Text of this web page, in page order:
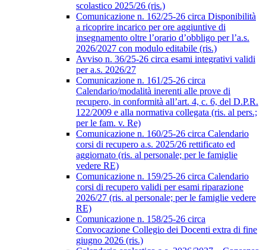
scolastico 2025/26 (ris.)
Comunicazione n. 162/25-26 circa Disponibilità
a ricoprire incarico per ore aggiuntive di
insegnamento oltre l’orario d’obbligo per l’a.s.
2026/2027 con modulo editabile (ris.)
Avviso n. 36/25-26 circa esami integrativi validi
per a.s. 2026/27
Comunicazione n. 161/25-26 circa
Calendario/modalità inerenti alle prove di
recupero, in conformità all’art. 4, c. 6, del D.P.R.
122/2009 e alla normativa collegata (ris. al pers.;
per le fam. v. Re)
Comunicazione n. 160/25-26 circa Calendario
corsi di recupero a.s. 2025/26 rettificato ed
aggiornato (ris. al personale; per le famiglie
vedere RE)
Comunicazione n. 159/25-26 circa Calendario
corsi di recupero validi per esami riparazione
2026/27 (ris. al personale; per le famiglie vedere
RE)
Comunicazione n. 158/25-26 circa
Convocazione Collegio dei Docenti extra di fine
giugno 2026 (ris.)